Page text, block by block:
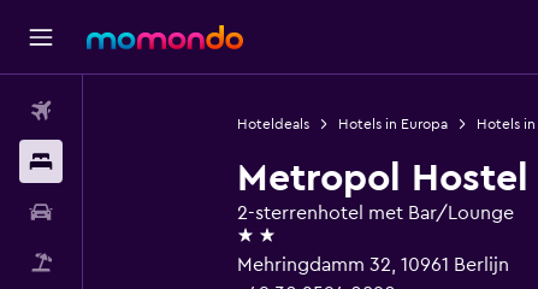
Hoteldeals Hotels in Europa Hotels in
Metropol Hostel
2-sterrenhotel met Bar/Lounge
2 sterren
Mehringdamm 32, 10961 Berlijn